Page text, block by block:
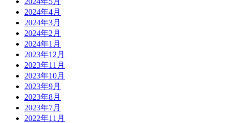
2024年4月
2024年3月
2024年2月
2024年1月
2023年12月
2023年11月
2023年10月
2023年9月
2023年8月
2023年7月
2022年11月